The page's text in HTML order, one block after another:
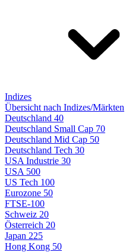
Indizes
Übersicht nach Indizes/Märkten
Deutschland 40
Deutschland Small Cap 70
Deutschland Mid Cap 50
Deutschland Tech 30
USA Industrie 30
USA 500
US Tech 100
Eurozone 50
FTSE-100
Schweiz 20
Österreich 20
Japan 225
Hong Kong 50